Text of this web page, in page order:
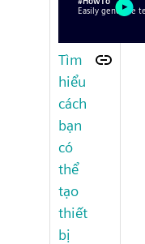
Tìm
hiểu
cách
bạn
có
thể
tạo
thiết
bị